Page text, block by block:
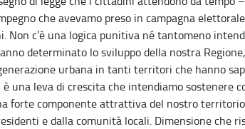
che avevamo preso in campagna
Non c’è una logica punitiva né tantomeno
determinato lo sviluppo della nostra
urbana in tanti territori che hanno
una leva di crescita che intendiamo sostenere
forte componente attrattiva del nostro
e dalla comunità locali. Dimensione che